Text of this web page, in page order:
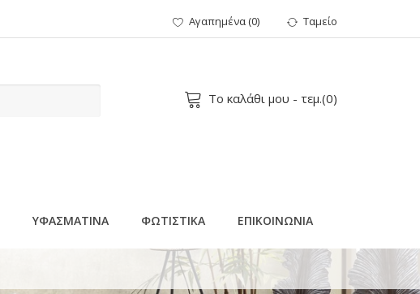
Αγαπημένα(0) Ταμείο
Το καλάθι μου - τεμ.(0)
ΥΦΑΣΜΑΤΙΝΑ ΦΩΤΙΣΤΙΚΑ ΕΠΙΚΟΙΝΩΝΙΑ